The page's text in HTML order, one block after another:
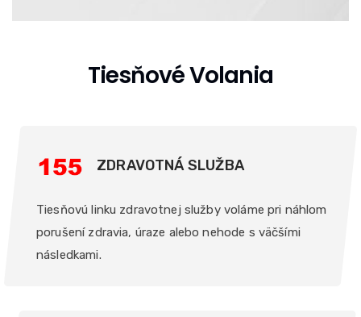
Tiesňové Volania
ZDRAVOTNÁ SLUŽBA
Tiesňovú linku zdravotnej služby voláme pri náhlom
porušení zdravia, úraze alebo nehode s väčšími
následkami.